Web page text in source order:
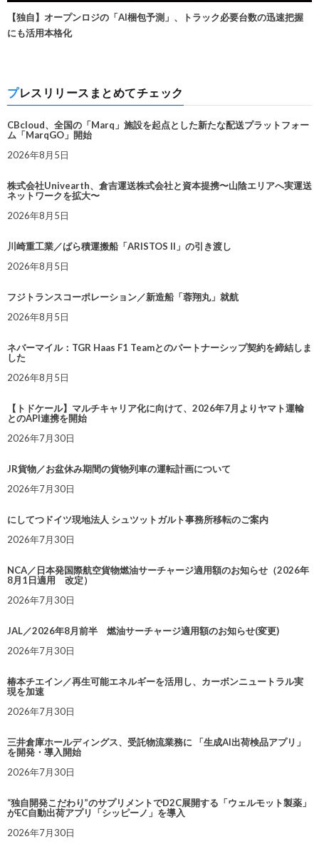
【独自】オープンロジの「AI梱包予測」、トラック必要台数の迅速把握
にも活用本格化
プレスリリースまとめてチェック
CBcloud、全国の「Marq」施設を起点とした新たな配送プラットフォー
ム「MarqGO」開始
2026年8月5日
株式会社Univearth、倉吉運送株式会社と資本提携〜山陰エリアへ実運送
ネットワークを拡大〜
2026年8月5日
川崎重工業／ばら積運搬船「ARISTOS II」の引き渡し
2026年8月5日
フジトランスコーポレーション／新造船「蓉翔丸」就航
2026年8月5日
ネバーマイル：TGR Haas F1 Teamとのパートナーシップ契約を締結しま
した
2026年8月5日
【トドケール】マルチキャリア化に向けて、2026年7月よりヤマト運輸
とのAPI連携を開始
2026年7月30日
JR貨物／お盆休み期間の貨物列車の運転計画について
2026年7月30日
にしてつドイツ現地法人 シュツットガルト事務所移転のご案内
2026年7月30日
NCA／日本発国際航空貨物燃油サーチャージ適用額のお知らせ（2026年
8月1日適用 改定）
2026年7月30日
JAL／2026年8月前半 燃油サーチャージ適用額のお知らせ(変更)
2026年7月30日
椿本チエイン／再生可能エネルギーを活用し、カーボンニュートラル実
現を加速
2026年7月30日
三井倉庫ホールディングス、受託物流業務に 「生成AI出荷検品アプリ」
を開発・導入開始
2026年7月30日
“独自開発こだわり”のサプリメントでD2C展開する「ウェルモット製薬」
がEC自動出荷アプリ「シッピーノ」を導入
2026年7月30日